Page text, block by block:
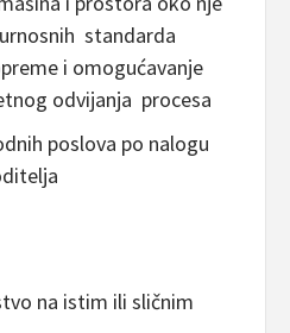
standarda
i omogućavanje
odvijanja procesa
poslova po nalogu
na istim ili sličnim